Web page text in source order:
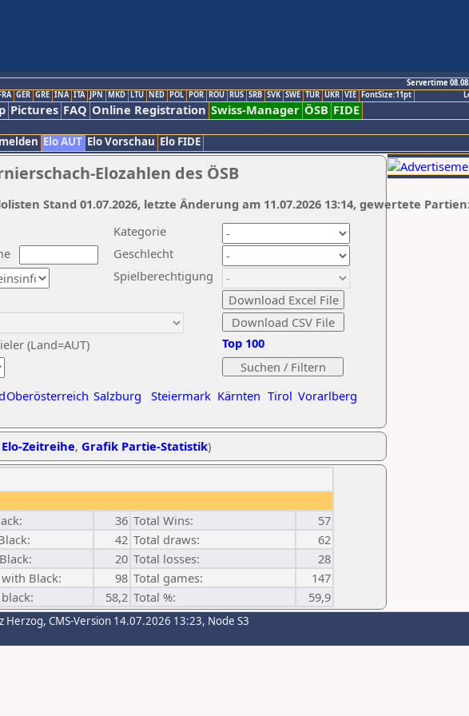
Servertime
GER GRE INA ITA JPN MKD LTU NED POL POR ROU RUS SRB SVK SWE TUR UKR VIE FontSize:11pt
Pictures FAQ Online Registration Swiss-Manager ÖSB FIDE
Elo AUT Elo Vorschau Elo FIDE
Elozahlen des ÖSB
Kategorie
Geschlecht
(Land=AUT)
Spielberechtigung
Oberösterreich Salzburg Steiermark Kärnten Tirol Vorarlberg
Top 100
Stand 01.07.2026, letzte Änderung am 11.07.2026 13:14, gewertete
Zeitreihe, Grafik Partie-Statistik)
36 Total Wins:
57
42 Total draws:
62
20 Total losses:
28
Black: 98 Total games:
147
58,2 Total %: 59,9
Herzog, CMS-Version 14.07.2026 13:23, Node S3